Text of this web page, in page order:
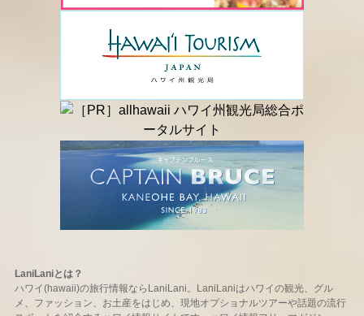
LaniLaniとは？
ハワイ(hawaii)の旅行情報ならLaniLani。LaniLaniはハワイの観光、グル
メ、ファッション、お土産をはじめ、現地オプショナルツアーや話題の流行